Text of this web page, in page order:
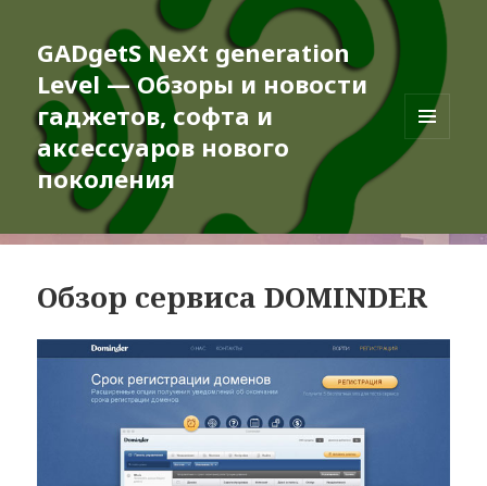
GADgetS NeXt generation
Level — Обзоры и новости
гаджетов, софта и
аксессуаров нового
поколения
МЕНЮ
Обзор сервиса DOMINDER